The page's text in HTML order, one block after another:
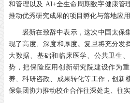
和管理以及 AI+全生命周期数字健康管
推动优秀研究成果的项目孵化与落地应
裘新在致辞中表示，这次中国太保
现了高度、深度和厚度。复旦将充分发
大数据、基础和临床医学、公共卫生
势，把保险应用创新研究院建设作为
养、科研咨政、成果转化等工作，创新
保集团协力推动校企合作往深处走、往实